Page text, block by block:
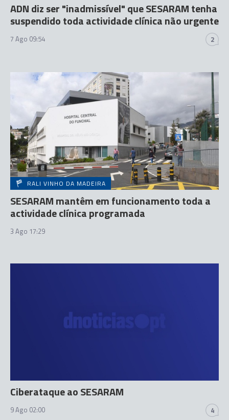
ADN diz ser "inadmissível" que SESARAM tenha
suspendido toda actividade clínica não urgente
7 Ago 09:54 2
RALI VINHO DA MADEIRA
SESARAM mantêm em funcionamento toda a
actividade clínica programada
3 Ago 17:29
Ciberataque ao SESARAM
9 Ago 02:00 4